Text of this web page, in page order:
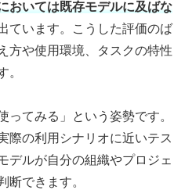
おいては既存モデルに及ばな
ています。こうした評価のば
方や使用環境、タスクの特性
。
ってみる」という姿勢です。
際の利用シナリオに近いテス
デルが自分の組織やプロジェ
断できます。